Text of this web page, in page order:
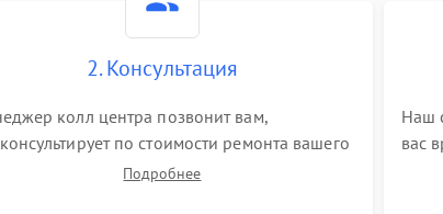
2. Консультация
колл центра позвонит вам,
по стоимости ремонта вашего
монокуляра а также ответит на все
Подробнее
Наш
вас